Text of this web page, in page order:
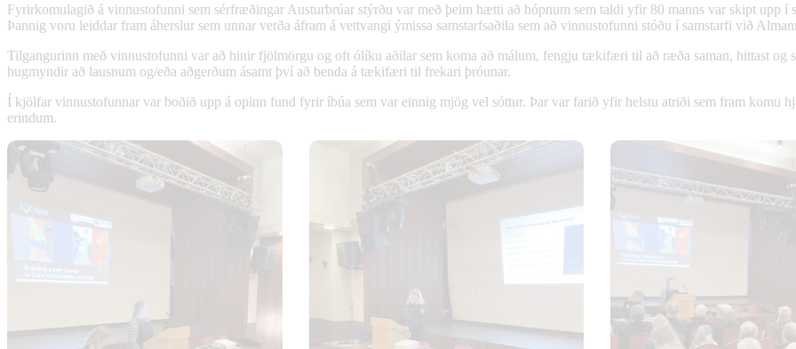
Fyrirkomulagið á vinnustofunni sem sérfræðingar Austurbrúar stýrðu var með þeim hætti að hópnum sem taldi yfir 80 manns var skipt upp
Þannig voru leiddar fram áherslur sem unnar verða áfram á vettvangi ýmissa samstarfsaðila sem að vinnustofunni stóðu í samstarfi við
Tilgangurinn með vinnustofunni var að hinir fjölmörgu og oft ólíku aðilar sem koma að málum, fengju tækifæri til að ræða saman, hittast og
hugmyndir að lausnum og/eða aðgerðum ásamt því að benda á tækifæri til frekari þróunar.
Í kjölfar vinnustofunnar var boðið upp á opinn fund fyrir íbúa sem var einnig mjög vel sóttur. Þar var farið yfir helstu atriði sem fram komu
erindum.